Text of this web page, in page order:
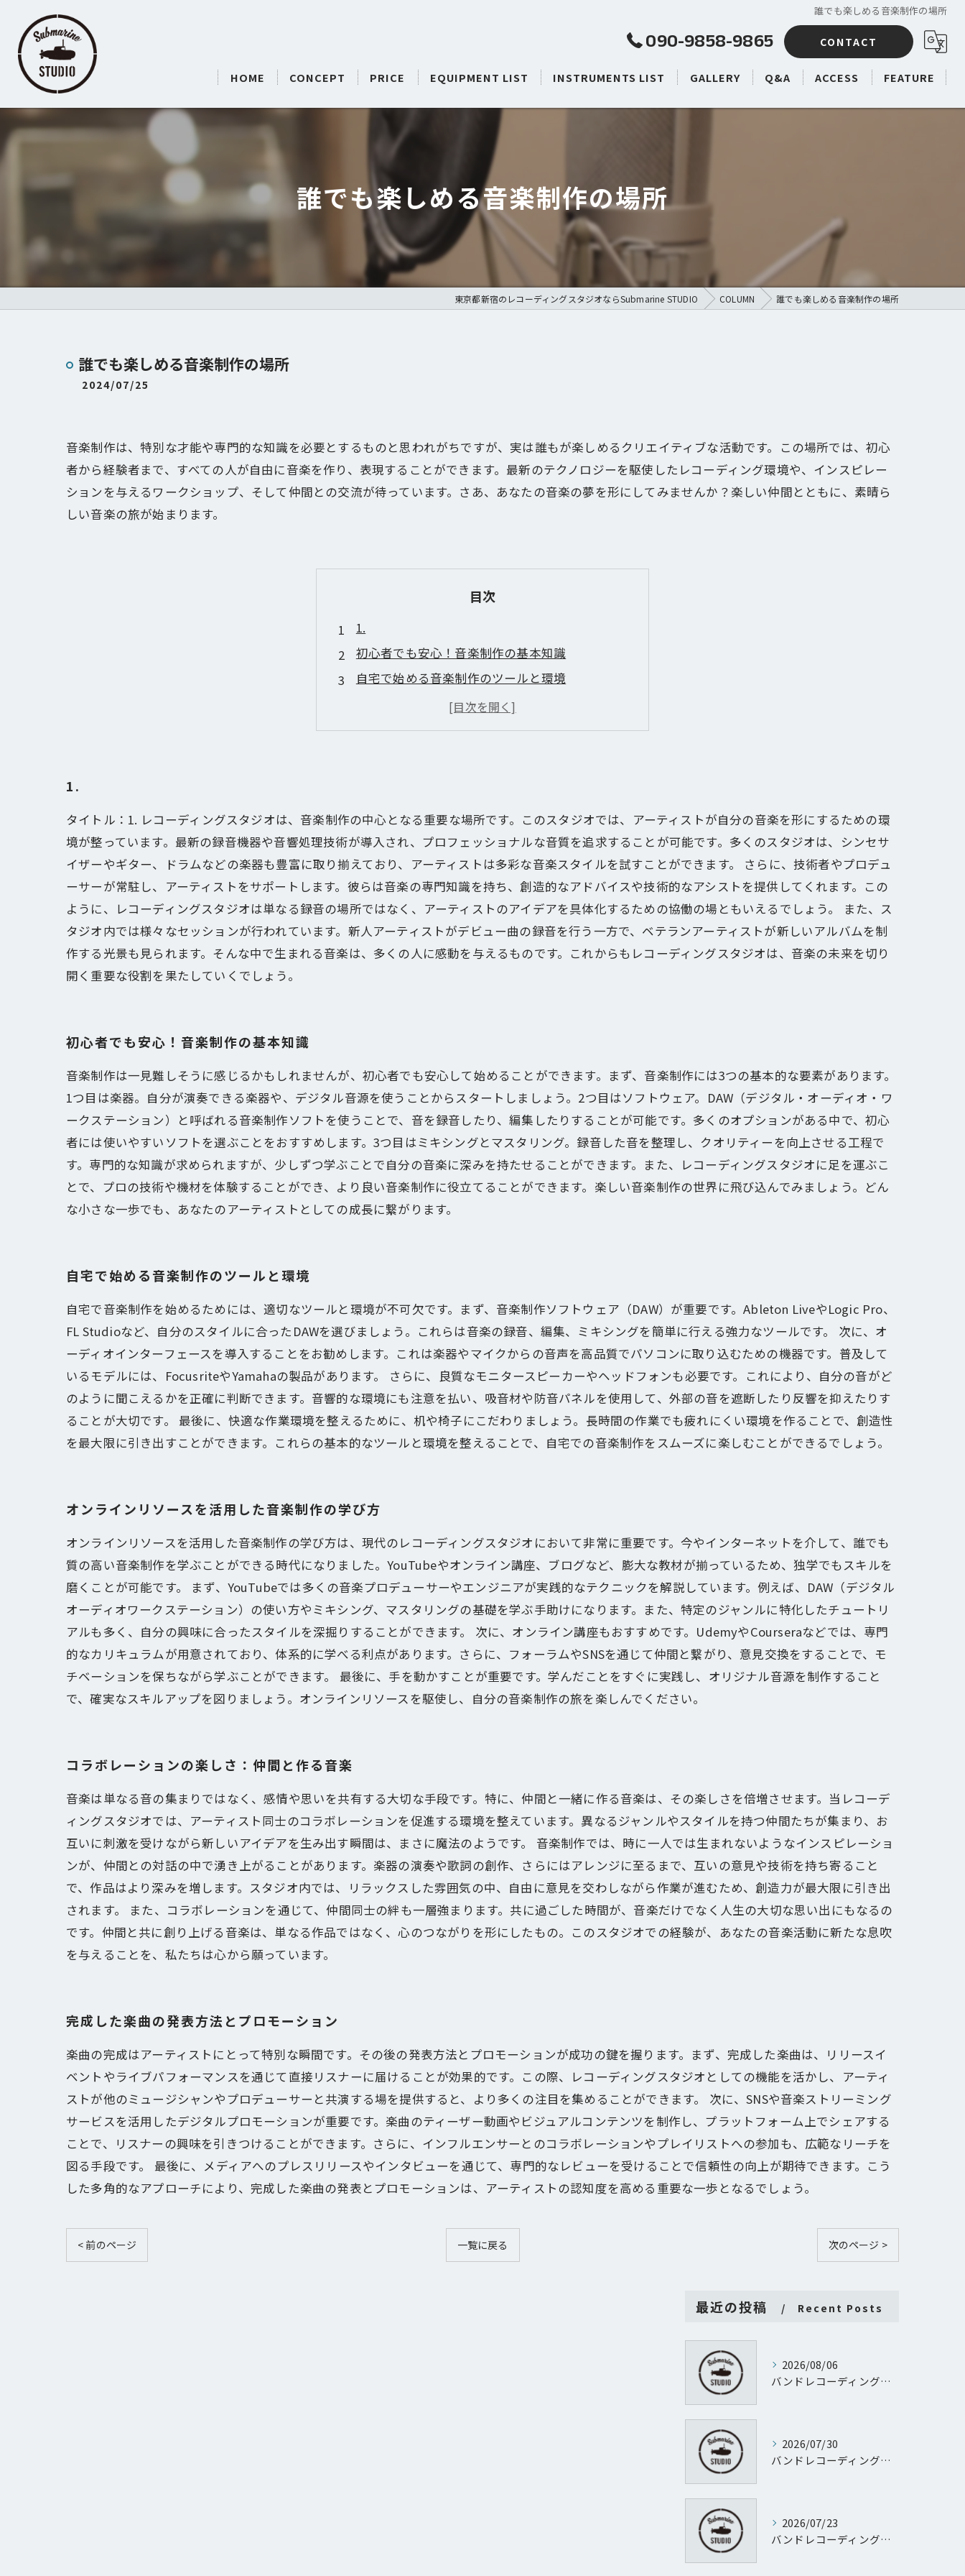
誰でも楽しめる音楽制作の場所
090-9858-9865 CONTACT
HOME CONCEPT PRICE EQUIPMENT LIST INSTRUMENTS LIST GALLERY Q&A ACCESS FEATURE
誰でも楽しめる音楽制作の場所
東京都新宿のレコーディングスタジオならSubmarine STUDIO COLUMN 誰でも楽しめる音楽制作の場所
誰でも楽しめる音楽制作の場所
2024/07/25
音楽制作は、特別な才能や専門的な知識を必要とするものと思われがちですが、実は誰もが楽しめるクリエイティブな活動です。この場所では、初心
者から経験者まで、すべての人が自由に音楽を作り、表現することができます。最新のテクノロジーを駆使したレコーディング環境や、インスピレー
ションを与えるワークショップ、そして仲間との交流が待っています。さあ、あなたの音楽の夢を形にしてみませんか？楽しい仲間とともに、素晴ら
しい音楽の旅が始まります。
目次
1.
初心者でも安心！音楽制作の基本知識
自宅で始める音楽制作のツールと環境
オンラインリソースを活用した音楽制作の学び方
コラボレーションの楽しさ：仲間と作る音楽
1.
タイトル：1. レコーディングスタジオは、音楽制作の中心となる重要な場所です。このスタジオでは、アーティストが自分の音楽を形にするための環
境が整っています。最新の録音機器や音響処理技術が導入され、プロフェッショナルな音質を追求することが可能です。多くのスタジオは、シンセサ
イザーやギター、ドラムなどの楽器も豊富に取り揃えており、アーティストは多彩な音楽スタイルを試すことができます。 さらに、技術者やプロデュ
ーサーが常駐し、アーティストをサポートします。彼らは音楽の専門知識を持ち、創造的なアドバイスや技術的なアシストを提供してくれます。この
ように、レコーディングスタジオは単なる録音の場所ではなく、アーティストのアイデアを具体化するための協働の場ともいえるでしょう。 また、ス
タジオ内では様々なセッションが行われています。新人アーティストがデビュー曲の録音を行う一方で、ベテランアーティストが新しいアルバムを制
作する光景も見られます。そんな中で生まれる音楽は、多くの人に感動を与えるものです。これからもレコーディングスタジオは、音楽の未来を切り
開く重要な役割を果たしていくでしょう。
初心者でも安心！音楽制作の基本知識
音楽制作は一見難しそうに感じるかもしれませんが、初心者でも安心して始めることができます。まず、音楽制作には3つの基本的な要素があります。
1つ目は楽器。自分が演奏できる楽器や、デジタル音源を使うことからスタートしましょう。2つ目はソフトウェア。DAW（デジタル・オーディオ・ワ
ークステーション）と呼ばれる音楽制作ソフトを使うことで、音を録音したり、編集したりすることが可能です。多くのオプションがある中で、初心
者には使いやすいソフトを選ぶことをおすすめします。3つ目はミキシングとマスタリング。録音した音を整理し、クオリティーを向上させる工程で
す。専門的な知識が求められますが、少しずつ学ぶことで自分の音楽に深みを持たせることができます。また、レコーディングスタジオに足を運ぶこ
とで、プロの技術や機材を体験することができ、より良い音楽制作に役立てることができます。楽しい音楽制作の世界に飛び込んでみましょう。どん
な小さな一歩でも、あなたのアーティストとしての成長に繋がります。
自宅で始める音楽制作のツールと環境
自宅で音楽制作を始めるためには、適切なツールと環境が不可欠です。まず、音楽制作ソフトウェア（DAW）が重要です。Ableton LiveやLogic Pro、
FL Studioなど、自分のスタイルに合ったDAWを選びましょう。これらは音楽の録音、編集、ミキシングを簡単に行える強力なツールです。 次に、オ
ーディオインターフェースを導入することをお勧めします。これは楽器やマイクからの音声を高品質でパソコンに取り込むための機器です。普及して
いるモデルには、FocusriteやYamahaの製品があります。 さらに、良質なモニタースピーカーやヘッドフォンも必要です。これにより、自分の音がど
のように聞こえるかを正確に判断できます。音響的な環境にも注意を払い、吸音材や防音パネルを使用して、外部の音を遮断したり反響を抑えたりす
ることが大切です。 最後に、快適な作業環境を整えるために、机や椅子にこだわりましょう。長時間の作業でも疲れにくい環境を作ることで、創造性
を最大限に引き出すことができます。これらの基本的なツールと環境を整えることで、自宅での音楽制作をスムーズに楽しむことができるでしょう。
オンラインリソースを活用した音楽制作の学び方
オンラインリソースを活用した音楽制作の学び方は、現代のレコーディングスタジオにおいて非常に重要です。今やインターネットを介して、誰でも
質の高い音楽制作を学ぶことができる時代になりました。YouTubeやオンライン講座、ブログなど、膨大な教材が揃っているため、独学でもスキルを
磨くことが可能です。 まず、YouTubeでは多くの音楽プロデューサーやエンジニアが実践的なテクニックを解説しています。例えば、DAW（デジタル
オーディオワークステーション）の使い方やミキシング、マスタリングの基礎を学ぶ手助けになります。また、特定のジャンルに特化したチュートリ
アルも多く、自分の興味に合ったスタイルを深掘りすることができます。 次に、オンライン講座もおすすめです。UdemyやCourseraなどでは、専門
的なカリキュラムが用意されており、体系的に学べる利点があります。さらに、フォーラムやSNSを通じて仲間と繋がり、意見交換をすることで、モ
チベーションを保ちながら学ぶことができます。 最後に、手を動かすことが重要です。学んだことをすぐに実践し、オリジナル音源を制作すること
で、確実なスキルアップを図りましょう。オンラインリソースを駆使し、自分の音楽制作の旅を楽しんでください。
コラボレーションの楽しさ：仲間と作る音楽
音楽は単なる音の集まりではなく、感情や思いを共有する大切な手段です。特に、仲間と一緒に作る音楽は、その楽しさを倍増させます。当レコーデ
ィングスタジオでは、アーティスト同士のコラボレーションを促進する環境を整えています。異なるジャンルやスタイルを持つ仲間たちが集まり、お
互いに刺激を受けながら新しいアイデアを生み出す瞬間は、まさに魔法のようです。 音楽制作では、時に一人では生まれないようなインスピレーショ
ンが、仲間との対話の中で湧き上がることがあります。楽器の演奏や歌詞の創作、さらにはアレンジに至るまで、互いの意見や技術を持ち寄ること
で、作品はより深みを増します。スタジオ内では、リラックスした雰囲気の中、自由に意見を交わしながら作業が進むため、創造力が最大限に引き出
されます。 また、コラボレーションを通じて、仲間同士の絆も一層強まります。共に過ごした時間が、音楽だけでなく人生の大切な思い出にもなるの
です。仲間と共に創り上げる音楽は、単なる作品ではなく、心のつながりを形にしたもの。このスタジオでの経験が、あなたの音楽活動に新たな息吹
を与えることを、私たちは心から願っています。
完成した楽曲の発表方法とプロモーション
楽曲の完成はアーティストにとって特別な瞬間です。その後の発表方法とプロモーションが成功の鍵を握ります。まず、完成した楽曲は、リリースイ
ベントやライブパフォーマンスを通じて直接リスナーに届けることが効果的です。この際、レコーディングスタジオとしての機能を活かし、アーティ
ストが他のミュージシャンやプロデューサーと共演する場を提供すると、より多くの注目を集めることができます。 次に、SNSや音楽ストリーミング
サービスを活用したデジタルプロモーションが重要です。楽曲のティーザー動画やビジュアルコンテンツを制作し、プラットフォーム上でシェアする
ことで、リスナーの興味を引きつけることができます。さらに、インフルエンサーとのコラボレーションやプレイリストへの参加も、広範なリーチを
図る手段です。 最後に、メディアへのプレスリリースやインタビューを通じて、専門的なレビューを受けることで信頼性の向上が期待できます。こう
した多角的なアプローチにより、完成した楽曲の発表とプロモーションは、アーティストの認知度を高める重要な一歩となるでしょう。
< 前のページ 一覧に戻る 次のページ >
最近の投稿 Recent Posts
2026/08/06
バンドレコーディング質問に渋谷サクラステージＳＨＩＢＵＹＡサイドＳＨＩＢＵＹＡタワー地階から徹底回答
2026/07/30
バンドレコーディング設計で失敗しない予算管理と進行のポイント
2026/07/23
バンドレコーディングとパーソナルレコーディングを東京都渋谷区代官山町で実現するために知っておきたい機材や予算のすべて